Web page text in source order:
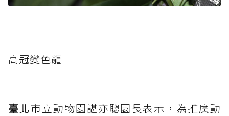
高冠變色龍
臺北市立動物園諶亦聰園長表示，為推廣動